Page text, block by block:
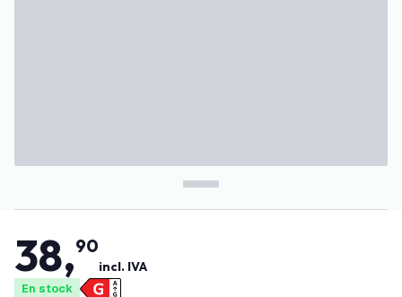
38,90
incl. IVA
En stock